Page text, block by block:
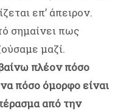
επ’ άπειρον.
σημαίνει πως
μαζί.
πλέον πόσο
πόσο όμορφο είναι
από την